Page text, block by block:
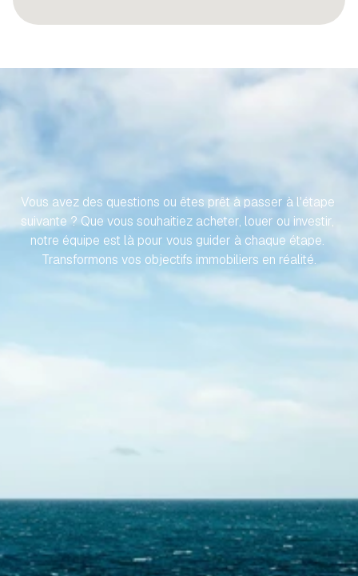
EFFORT
Vous avez des questions ou êtes prêt à passer à l'étape
suivante ? Que vous souhaitiez acheter, louer ou investir,
notre équipe est là pour vous guider à chaque étape.
Transformons vos objectifs immobiliers en réalité.